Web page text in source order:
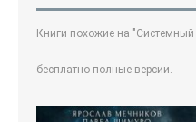
Книги похожие на
бесплатно полные версии.